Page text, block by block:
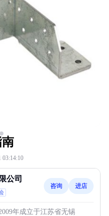
03:14:10
公司
咨询 进店
年成立于江苏省无锡